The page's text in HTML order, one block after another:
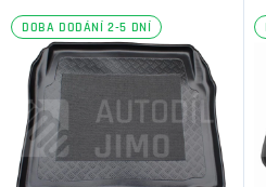
DOBA DODÁNÍ 2-5 DNÍ